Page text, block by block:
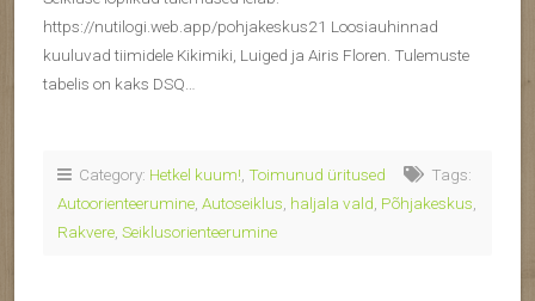
https://nutilogi.web.app/pohjakeskus21 Loosiauhinnad
kuuluvad tiimidele Kikimiki, Luiged ja Airis Floren. Tulemuste
tabelis on kaks DSQ…
Category: Hetkel kuum! Toimunud üritused
Tags:
Autoorienteerumine Autoseiklus haljala vald Põhjakeskus
Rakvere Seiklusorienteerumine